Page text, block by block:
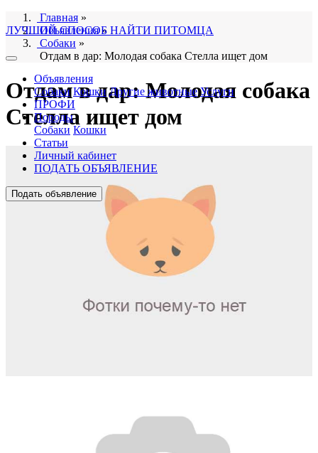
ЛУЧШИЙ СПОСОБ НАЙТИ ПИТОМЦА
Объявления
Собаки Кошки Другие животные Услуги
ПРОФИ
Породы
Собаки Кошки
Статьи
Личный кабинет
ПОДАТЬ ОБЪЯВЛЕНИЕ
Подать объявление
Главная »
Объявления»
Собаки »
Отдам в дар: Молодая собака Стелла ищет дом
Отдам в дар: Молодая собака
Стелла ищет дом